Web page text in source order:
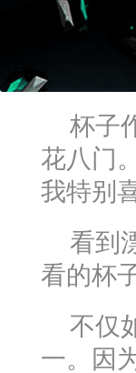
杯子
花八门
我特别
看到
看的杯
不仅
一。因